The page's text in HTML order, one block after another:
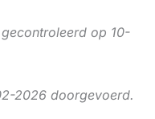
op 10-
2026 doorgevoerd.